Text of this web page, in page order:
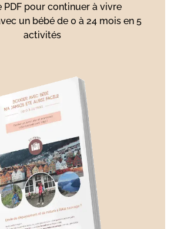
PDF pour continuer à vivre
un bébé de 0 à 24 mois en 5
activités